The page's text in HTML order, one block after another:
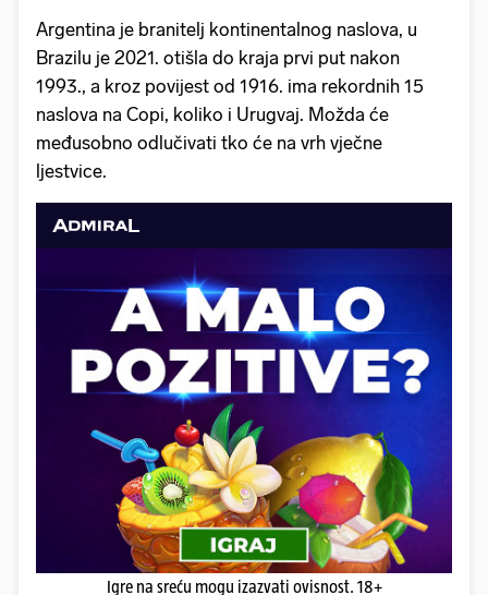
Argentina je branitelj kontinentalnog naslova, u
Brazilu je 2021. otišla do kraja prvi put nakon
1993., a kroz povijest od 1916. ima rekordnih 15
naslova na Copi, koliko i Urugvaj. Možda će
međusobno odlučivati tko će na vrh vječne
ljestvice.
Igre na sreću mogu izazvati ovisnost. 18+